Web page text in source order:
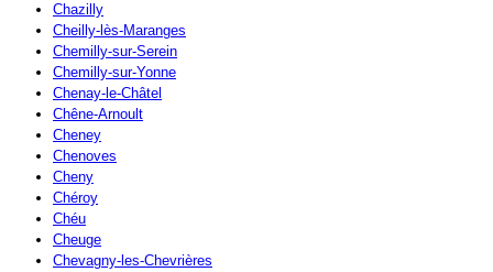
Chazilly
Cheilly-lès-Maranges
Chemilly-sur-Serein
Chemilly-sur-Yonne
Chenay-le-Châtel
Chêne-Arnoult
Cheney
Chenoves
Cheny
Chéroy
Chéu
Cheuge
Chevagny-les-Chevrières